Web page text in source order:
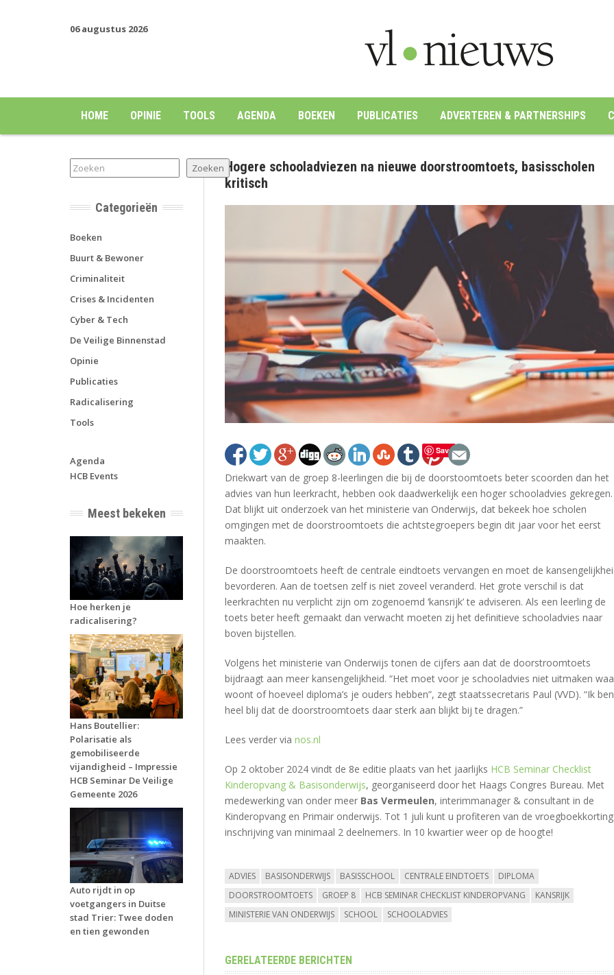
06 augustus 2026
HOME OPINIE TOOLS AGENDA BOEKEN PUBLICATIES ADVERTEREN & PARTNERSHIPS
Hogere schooladviezen na nieuwe doorstroomtoets, basisscholen
kritisch
Save
Driekwart van de groep 8-leerlingen die bij de doorstoomtoets beter scoorden dan het
advies van hun leerkracht, hebben ook daadwerkelijk een hoger schooladvies gekregen.
Dat blijkt uit onderzoek van het ministerie van Onderwijs, dat bekeek hoe scholen
omgingen met de doorstroomtoets die achtstegroepers begin dit jaar voor het eerst
maakten.
De doorstroomtoets heeft de centrale eindtoets vervangen en moet de
bevorderen. Aan de toetsen zelf is niet zoveel veranderd. Het grote verschil is dat
leerkrachten nu verplicht zijn om zogenoemd ‘kansrijk’ te adviseren. Als een leerling de
toets beter heeft gemaakt dan verwacht moeten zij het definitieve schooladvies naar
boven bijstellen.
Volgens het ministerie van Onderwijs tonen de cijfers aan dat de doorstroomtoets
bijdraagt aan meer kansengelijkheid. “Het moet voor je schooladvies niet uitmaken
woont of hoeveel diploma’s je ouders hebben”, zegt staatssecretaris Paul (VVD). “Ik ben
heel blij dat de doorstroomtoets daar sterk aan blijkt bij te dragen.”
Lees verder via nos.nl
Op 2 oktober 2024 vindt de 8e editie plaats van het jaarlijks HCB Seminar Checklist
Kinderopvang & Basisonderwijs, georganiseerd door het Haags Congres Bureau. Met
medewerking van onder meer Bas Vermeulen, interimmanager & consultant in de
Kinderopvang en Primair onderwijs. Tot 1 juli kunt u profiteren van de
inschrijving van minimaal 2 deelnemers. In 10 kwartier weer op de hoogte!
ADVIES BASISONDERWIJS BASISSCHOOL CENTRALE EINDTOETS
DIPLOMA
DOORSTROOMTOETS
GROEP 8 HCB SEMINAR CHECKLIST KINDEROPVANG
KANSRIJK
MINISTERIE VAN ONDERWIJS
SCHOOL SCHOOLADVIES
GERELATEERDE BERICHTEN
Zoeken Zoeken
Categorieën
Boeken
Buurt & Bewoner
Criminaliteit
Crises & Incidenten
Cyber & Tech
De Veilige Binnenstad
Opinie
Publicaties
Radicalisering
Tools
Agenda
HCB Events
Meest bekeken
Hoe herken je
radicalisering?
Hans Boutellier:
Polarisatie als
gemobiliseerde
vijandigheid – Impressie
HCB Seminar De Veilige
Gemeente 2026
Auto rijdt in op
voetgangers in Duitse
stad Trier: Twee doden
en tien gewonden